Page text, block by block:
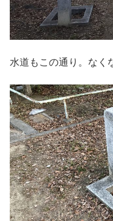
水道もこの通り。なく